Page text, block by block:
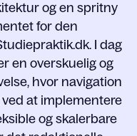
og en spritny
for den
I dag
en overskuelig og
hvor navigation
at implementere
og skalerbare